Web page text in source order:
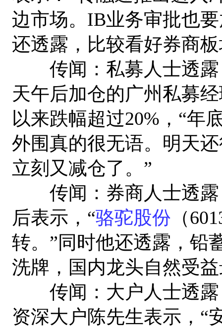
边市场。IB业务审批也
还透露，比较看好券商
传闻：私募人士透露
天午后加仓的广州私募
以来跌幅超过20%，“年
外围真的很无语。明天
立刻又减仓了。”
传闻：券商人士透露
后表示，“骆驼股份 （
转。”同时他还透露，铅
洗牌，国内龙头自然受
传闻：大户人士透露
资深大户陈先生表示，“